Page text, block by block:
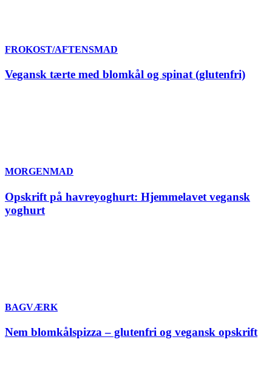
FROKOST/AFTENSMAD
Vegansk tærte med blomkål og spinat (glutenfri)
MORGENMAD
Opskrift på havreyoghurt: Hjemmelavet vegansk
yoghurt
BAGVÆRK
Nem blomkålspizza – glutenfri og vegansk opskrift